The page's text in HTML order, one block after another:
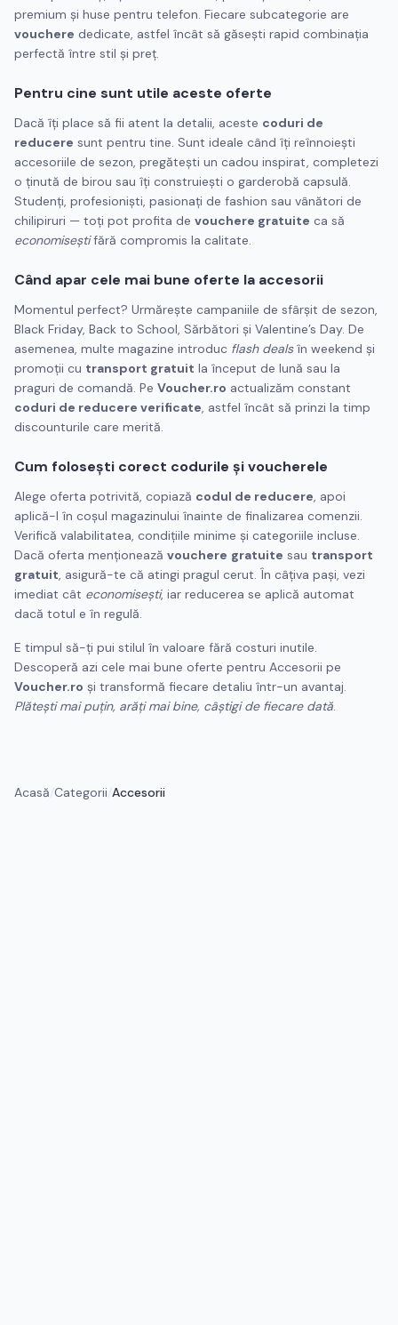
premium și huse pentru telefon. Fiecare subcategorie are
vouchere dedicate, astfel încât să găsești rapid combinația
perfectă între stil și preț.
Pentru cine sunt utile aceste oferte
Dacă îți place să fii atent la detalii, aceste coduri de
reducere sunt pentru tine. Sunt ideale când îți reînnoiești
accesoriile de sezon, pregătești un cadou inspirat, completezi
o ținută de birou sau îți construiești o garderobă capsulă.
Studenți, profesioniști, pasionați de fashion sau vânători de
chilipiruri — toți pot profita de vouchere gratuite ca să
economiseștifără compromis la calitate.
Când apar cele mai bune oferte la accesorii
Momentul perfect? Urmărește campaniile de sfârșit de sezon,
Black Friday, Back to School, Sărbători și Valentine’s Day. De
asemenea, multe magazine introduc flash dealsîn weekend și
promoții cu transport gratuit la început de lună sau la
praguri de comandă. Pe Voucher.ro actualizăm constant
coduri de reducere verificate, astfel încât să prinzi la timp
discounturile care merită.
Cum folosești corect codurile și voucherele
Alege oferta potrivită, copiază codul de reducere, apoi
aplică-l în coșul magazinului înainte de finalizarea comenzii.
Verifică valabilitatea, condițiile minime și categoriile incluse.
Dacă oferta menționează vouchere gratuite sau transport
gratuit, asigură-te că atingi pragul cerut. În câțiva pași, vezi
imediat cât economisești, iar reducerea se aplică automat
dacă totul e în regulă.
E timpul să-ți pui stilul în valoare fără costuri inutile.
Descoperă azi cele mai bune oferte pentru Accesorii pe
Voucher.ro și transformă fiecare detaliu într-un avantaj.
Plătești mai puțin, arăți mai bine, câștigi de fiecare dată.
Acasă/Categorii/Accesorii